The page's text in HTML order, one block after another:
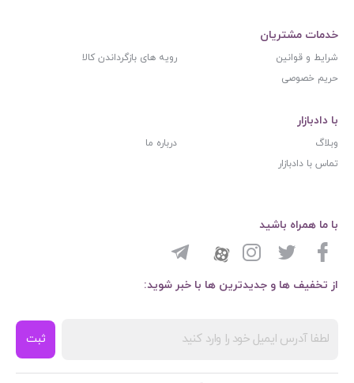
خدمات مشتریان
شرایط و قوانین
رویه های بازگرداندن کالا
حریم خصوصی
با دادبازار
وبلاگ
درباره ما
تماس با دادبازار
از تخفیف ها و جدیدترین ها با خبر شوید:
ثبت
با ما همراه باشید